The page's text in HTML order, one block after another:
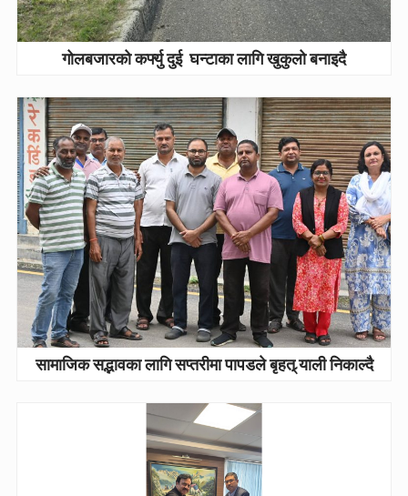
गोलबजारको कर्फ्यु दुई घन्टाका लागि खुकुलो बनाइदै
सामाजिक सद्भावका लागि सप्तरीमा पापडले बृहत् र्‍याली निकाल्दै